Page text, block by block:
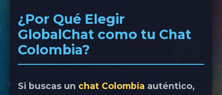
¿Por Qué Elegir
GlobalChat como tu Chat
Colombia?
Si buscas un chat Colombia auténtico,